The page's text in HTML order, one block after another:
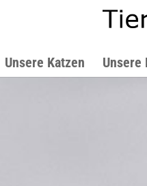
Unsere Katzen Unsere